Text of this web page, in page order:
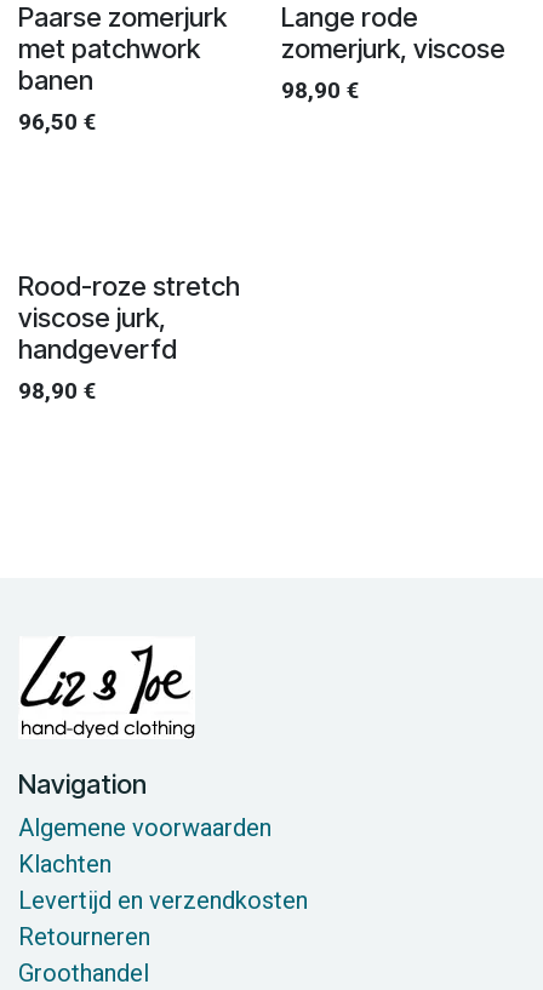
Paarse zomerjurk
met patchwork
banen
96,50 €
Lange rode
zomerjurk, viscose
98,90 €
Rood-roze stretch
viscose jurk,
handgeverfd
98,90 €
Navigation
Algemene voorwaarden
Klachten
Levertijd en verzendkosten
Retourneren
Groothandel